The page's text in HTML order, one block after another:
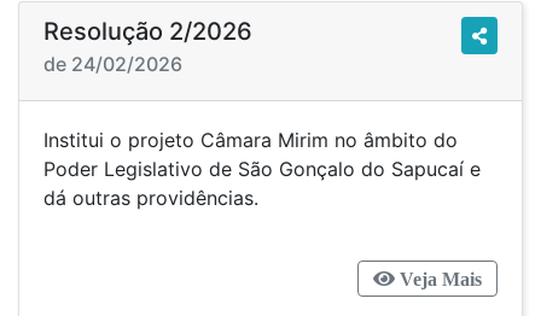
Resolução 2/2026
de 24/02/2026
Institui o projeto Câmara Mirim no âmbito do
Poder Legislativo de São Gonçalo do Sapucaí e
dá outras providências.
Veja Mais